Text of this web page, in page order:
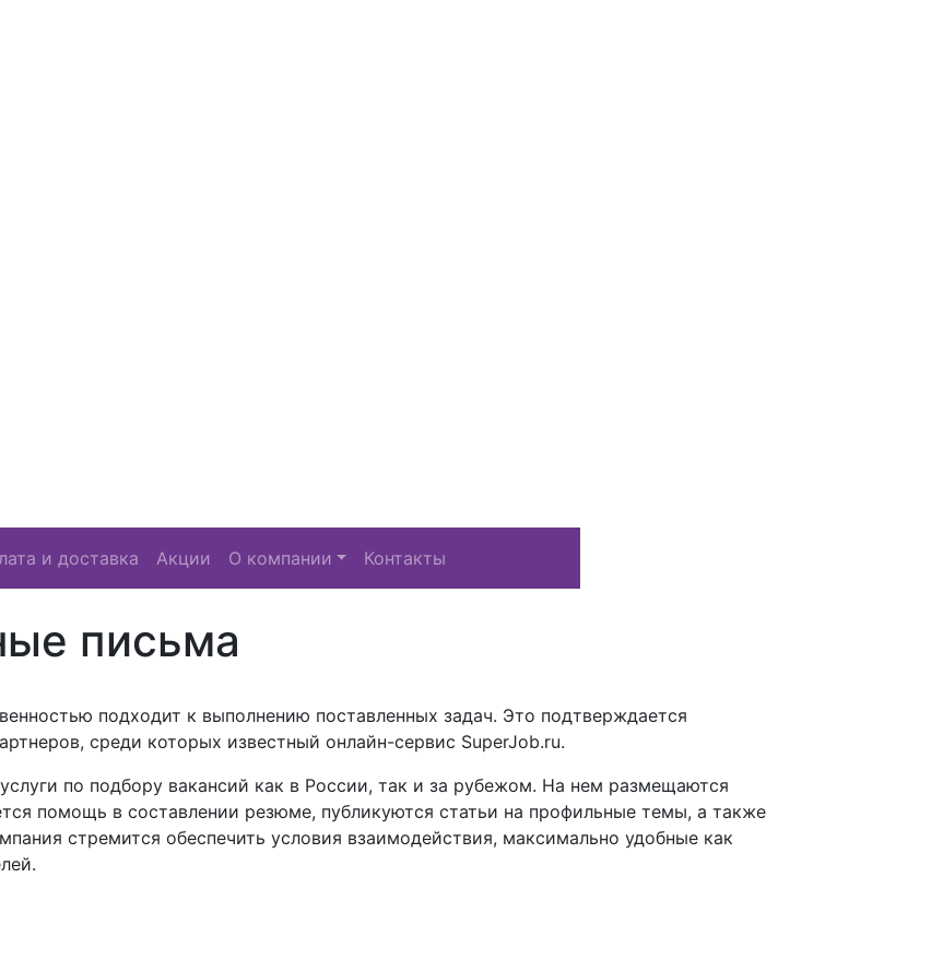
и доставка Акции О компании
Контакты
письма
подходит к выполнению поставленных задач. Это подтверждается
среди которых известный онлайн-сервис SuperJob.ru.
по подбору вакансий как в России, так и за рубежом. На нем размещаются
помощь в составлении резюме, публикуются статьи на профильные темы, а также
стремится обеспечить условия взаимодействия, максимально удобные как